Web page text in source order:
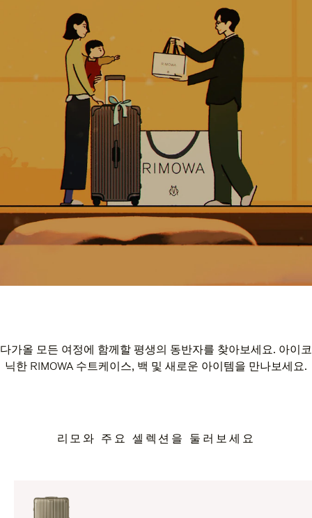
다가올 모든 여정에 함께할 평생의 동반자를 찾아보세요. 아이코
닉한 RIMOWA 수트케이스, 백 및 새로운 아이템을 만나보세요.
리모와 주요 셀렉션을 둘러보세요